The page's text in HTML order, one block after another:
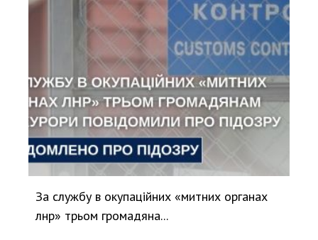
За службу в окупаційних «митних органах
лнр» трьом громадяна...